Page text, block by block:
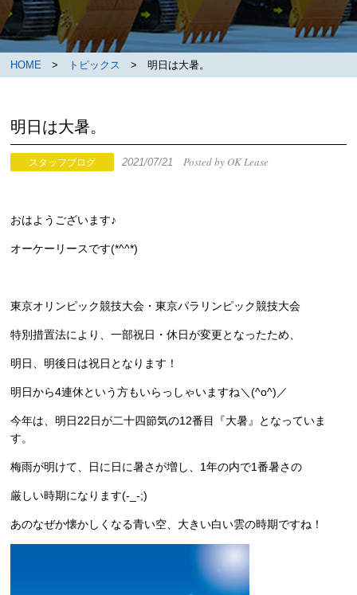
HOME > トピックス > 明日は大暑。
明日は大暑。
スタッフブログ 2021/07/21Posted by OK Lease
おはようございます♪
オーケーリースです(*^^*)
東京オリンピック競技大会・東京パラリンピック競技大会
特別措置法により、一部祝日・休日が変更となったため、
明日、明後日は祝日となります！
明日から4連休という方もいらっしゃいますね＼(^o^)／
今年は、明日22日が二十四節気の12番目『大暑』となっていま
す。
梅雨が明けて、日に日に暑さが増し、1年の内で1番暑さの
厳しい時期になります(-_-;)
あのなぜか懐かしくなる青い空、大きい白い雲の時期ですね！